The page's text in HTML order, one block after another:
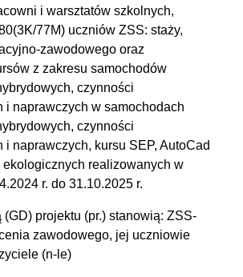
i warsztatów szkolnych,
77M) uczniów ZSS: staży,
zawodowego oraz
z zakresu samochodów
czynności
i naprawczych w samochodach
czynności
i naprawczych, kursu SEP, AutoCad
ekologicznych realizowanych w
r. do 31.10.2025 r.
projektu (pr.) stanowią: ZSS-
zawodowego, jej uczniowie
(n-le)